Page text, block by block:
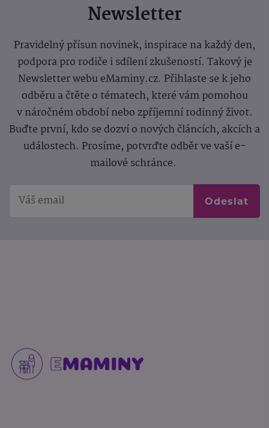
Newsletter
Pravidelný přísun novinek, inspirace na každý den,
podpora pro rodiče i sdílení zkušeností. Takový je
Newsletter webu eMaminy.cz. Přihlaste se k jeho
odběru a čtěte o tématech, které vám pomohou
v náročném období nebo zpříjemní rodinný život.
Buďte první, kdo se dozví o nových článcích, akcích a
událostech. Prosíme, potvrďte odběr ve vaší e-
mailové schránce.
Odeslat